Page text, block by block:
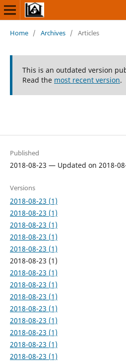
Home / Archives / Articles
This is an outdated version
Read the most recent version.
Published
2018-08-23 — Updated on 2018-
Versions
2018-08-23 (1)
2018-08-23 (1)
2018-08-23 (1)
2018-08-23 (1)
2018-08-23 (1)
2018-08-23 (1)
2018-08-23 (1)
2018-08-23 (1)
2018-08-23 (1)
2018-08-23 (1)
2018-08-23 (1)
2018-08-23 (1)
2018-08-23 (1)
2018-08-23 (1)